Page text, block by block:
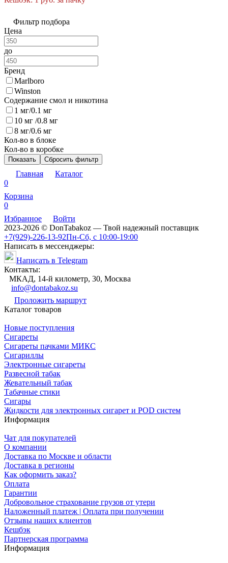
Фильтр подбора
Цена
до
Бренд
Marlboro
Winston
Содержание смол и никотина
1 мг/0.1 мг
10 мг /0.8 мг
8 мг/0.6 мг
Кол-во в блоке
Кол-во в коробке
Показать Сбросить фильтр
Главная
Каталог
0
Корзина
0
Избранное
Войти
2023-2026 © DonTabakoz — Твой надежный поставщик
+7(929)-226-13-92Пн-Сб, с 10:00-19:00
Написать в мессенджеры:
Написать в Telegram
Контакты:
МКАД, 14-й километр, 30, Москва
info@dontabakoz.su
Проложить маршрут
Каталог товаров
Новые поступления
Сигареты
Сигареты пачками МИКС
Сигариллы
Электронные сигареты
Развесной табак
Жевательный табак
Табачные стики
Сигары
Жидкости для электронных сигарет и POD систем
Информация
Чат для покупателей
О компании
Доставка по Москве и области
Доставка в регионы
Как оформить заказ?
Оплата
Гарантии
Добровольное страхование грузов от утери
Наложенный платеж | Оплата при получении
Отзывы наших клиентов
Кешбэк
Партнерская программа
Информация